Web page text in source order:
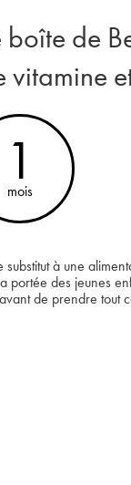
de
1
mois
à une
des jeunes
de prendre tout